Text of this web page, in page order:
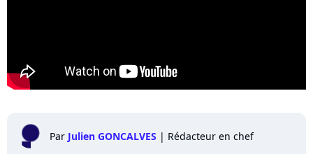
Par Julien GONCALVES | Rédacteur en chef